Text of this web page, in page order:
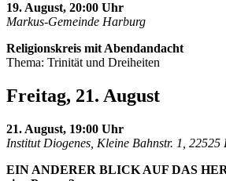
19. August, 20:00 Uhr
Markus-Gemeinde Harburg
Religionskreis mit Abendandacht
Thema: Trinität und Dreiheiten
Freitag, 21. August
21. August, 19:00 Uhr
Institut Diogenes, Kleine Bahnstr. 1, 22525
EIN ANDERER BLICK AUF DAS